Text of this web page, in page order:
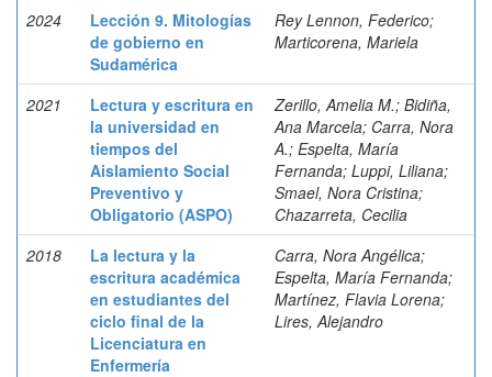
2024
Lección 9. Mitologías
de gobierno en
Sudamérica
Rey Lennon, Federico;
Marticorena, Mariela
2021
Lectura y escritura en
la universidad en
tiempos del
Aislamiento Social
Preventivo y
Obligatorio (ASPO)
Zerillo, Amelia M.; Bidiña,
Ana Marcela; Carra, Nora
A.; Espelta, María
Fernanda; Luppi, Liliana;
Smael, Nora Cristina;
Chazarreta, Cecilia
2018
La lectura y la
escritura académica
en estudiantes del
ciclo final de la
Licenciatura en
Enfermería
Carra, Nora Angélica;
Espelta, María Fernanda;
Martínez, Flavia Lorena;
Lires, Alejandro